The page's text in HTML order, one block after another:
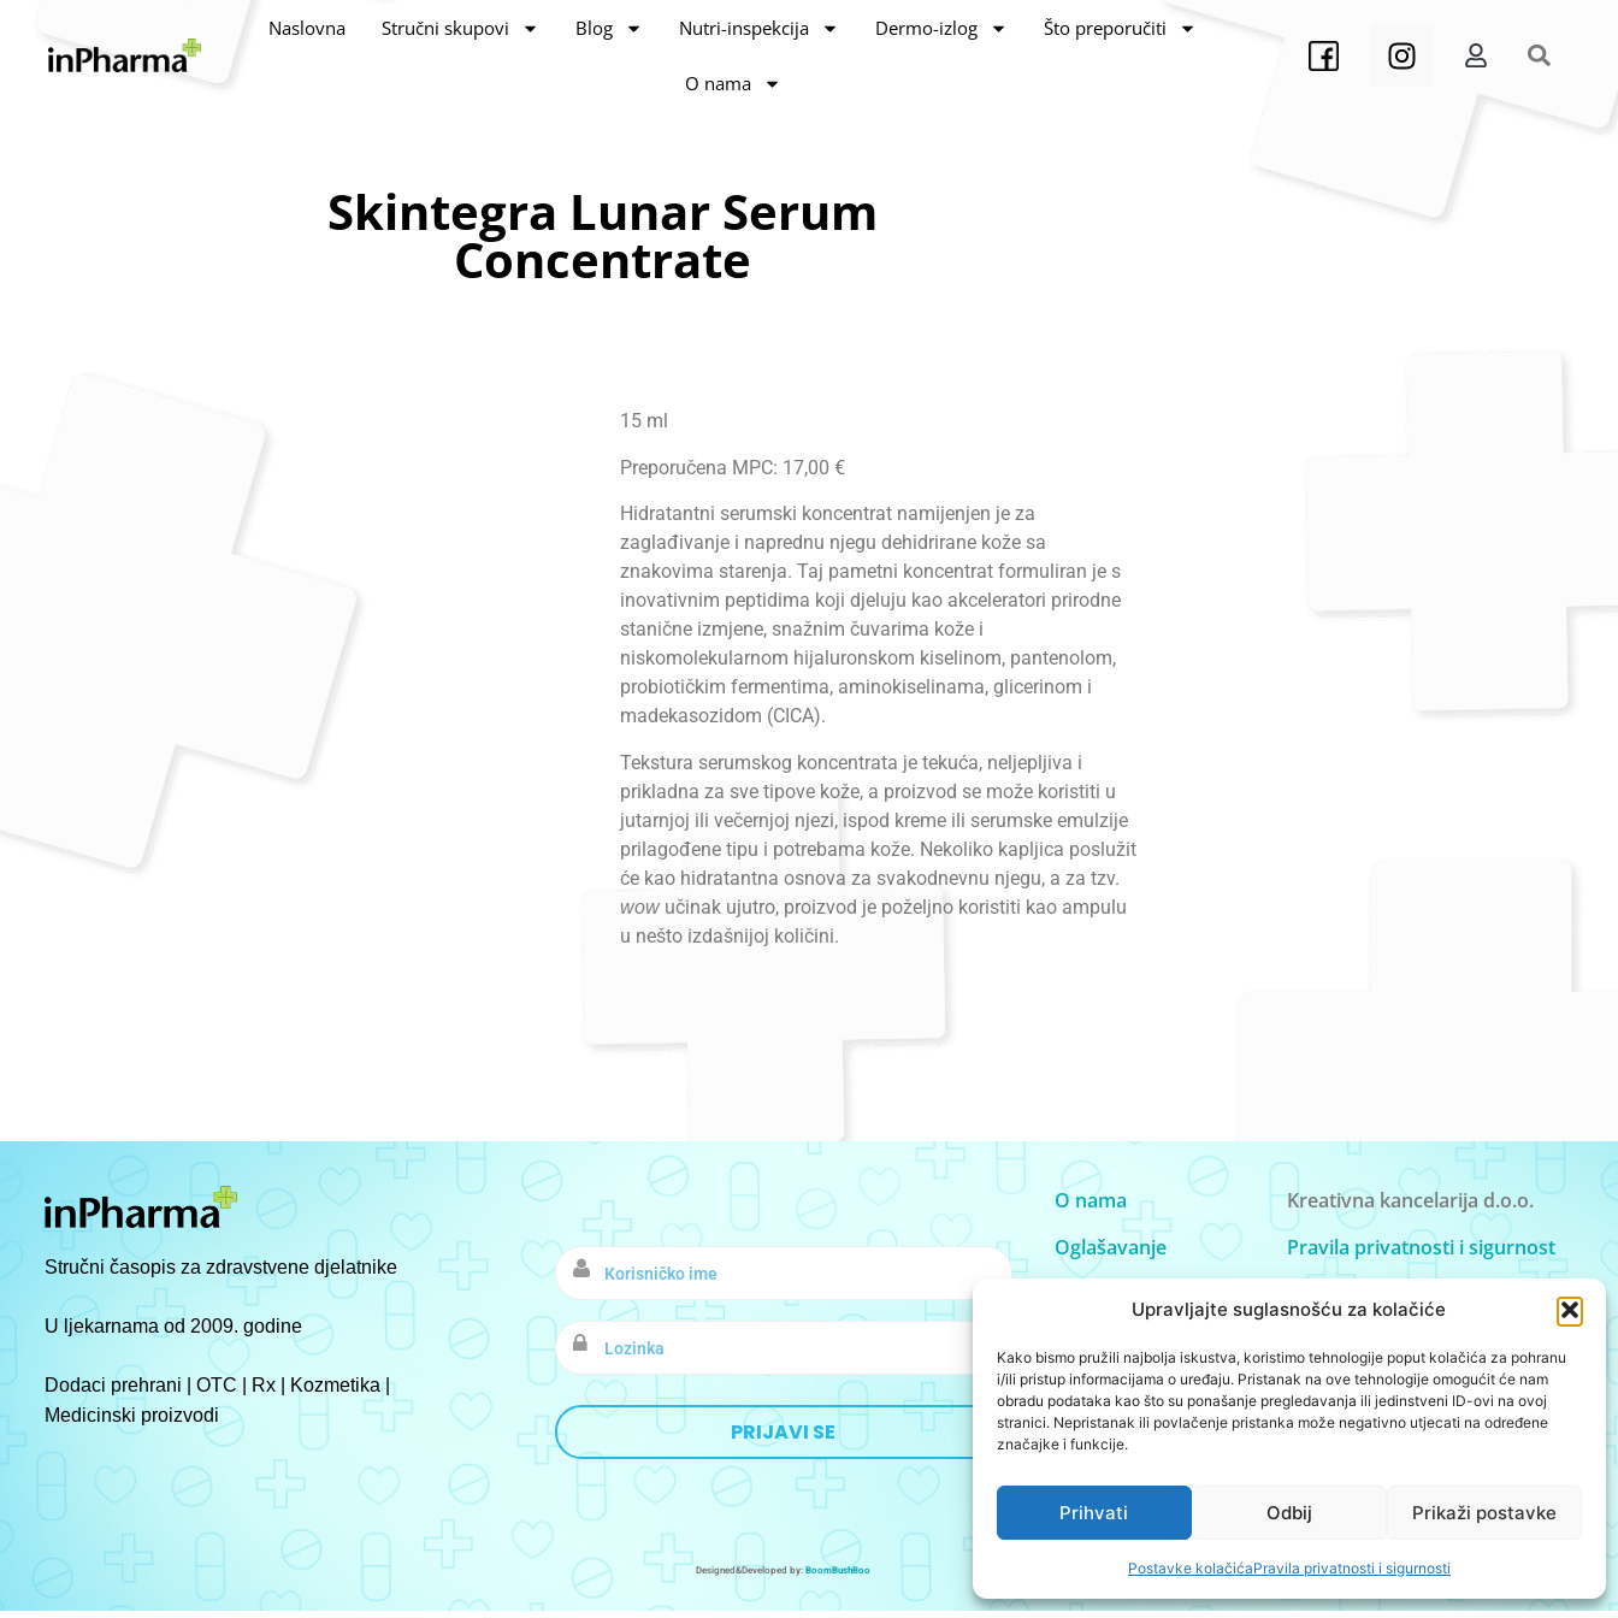
Upravljajte suglasnošću za kolačiće
Kako bismo pružili najbolja iskustva, koristimo tehnologije poput kolačića za pohranu
i/ili pristup informacijama o uređaju. Pristanak na ove tehnologije omogućit će nam
obradu podataka kao što su ponašanje pregledavanja ili jedinstveni ID-ovi na ovoj
stranici. Nepristanak ili povlačenje pristanka može negativno utjecati na određene
značajke i funkcije.
Prihvati Odbij Prikaži postavke
Postavke kolačićaPravila privatnosti i sigurnosti
Naslovna Stručni skupovi Blog Nutri-inspekcija Dermo-izlog Što preporučiti
O nama
Skintegra Lunar Serum
Concentrate
15 ml
Preporučena MPC: 17,00 €
Hidratantni serumski koncentrat namijenjen je za
zaglađivanje i naprednu njegu dehidrirane kože sa
znakovima starenja. Taj pametni koncentrat formuliran je s
inovativnim peptidima koji djeluju kao akceleratori prirodne
stanične izmjene, snažnim čuvarima kože i
niskomolekularnom hijaluronskom kiselinom, pantenolom,
probiotičkim fermentima, aminokiselinama, glicerinom i
madekasozidom (CICA).
Tekstura serumskog koncentrata je tekuća, neljepljiva i
prikladna za sve tipove kože, a proizvod se može koristiti u
jutarnjoj ili večernjoj njezi, ispod kreme ili serumske emulzije
prilagođene tipu i potrebama kože. Nekoliko kapljica poslužit
će kao hidratantna osnova za svakodnevnu njegu, a za tzv.
wowučinak ujutro, proizvod je poželjno koristiti kao ampulu
u nešto izdašnijoj količini.
Stručni časopis za zdravstvene djelatnike
U ljekarnama od 2009. godine
Dodaci prehrani | OTC | Rx | Kozmetika |
Medicinski proizvodi
Designed&Developed by:BoomBushBoo
O nama
Oglašavanje
Kreativna kancelarija d.o.o.
Pravila privatnosti i sigurnost